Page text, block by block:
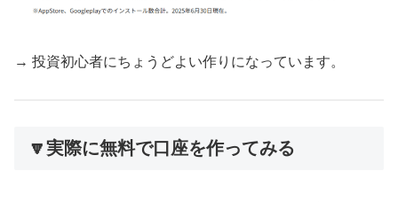
→ 投資初心者にちょうどよい作りになっています。
🔽実際に無料で口座を作ってみる